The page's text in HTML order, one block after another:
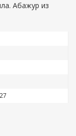
Абажур из